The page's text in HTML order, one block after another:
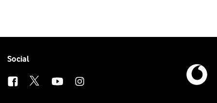
Follow
Social